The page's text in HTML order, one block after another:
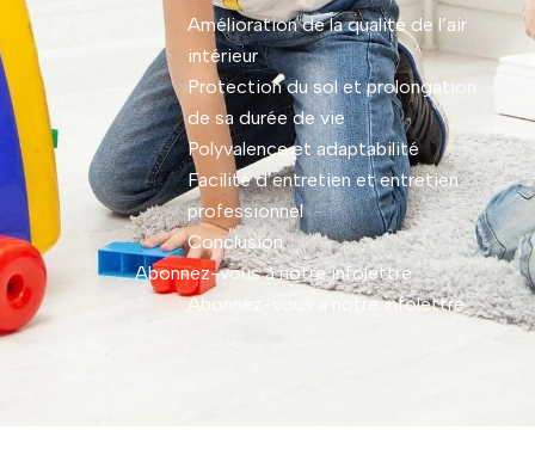
Amélioration de la qualité de l’air
intérieur
Protection du sol et prolongation
de sa durée de vie
Polyvalence et adaptabilité
Facilité d’entretien et entretien
professionnel
Conclusion
Abonnez-vous à notre infolettre
Abonnez-vous à notre infolettre